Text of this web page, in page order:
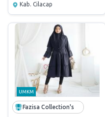
Kab. Cilacap
UMKM
Fazisa Collection's